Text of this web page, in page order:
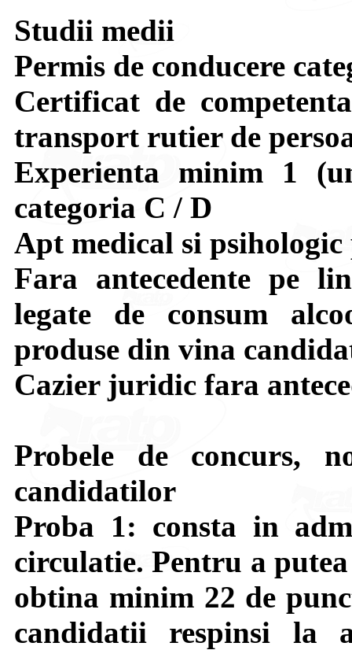
Studii medii
Permis de conducere
Certificat de
transport rutier de
Experienta minim 1
categoria C / D
Apt medical si
Fara antecedente pe
legate de consum
produse din vina
Cazier juridic fara
Probele de concurs,
candidatilor
Proba 1: consta in
circulatie. Pentru a
obtina minim 22 de
candidatii respinsi la